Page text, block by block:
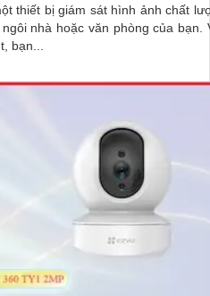
thiết bị giám sát hình ảnh chất
hoặc văn phòng của bạn. Với chất
bạn...